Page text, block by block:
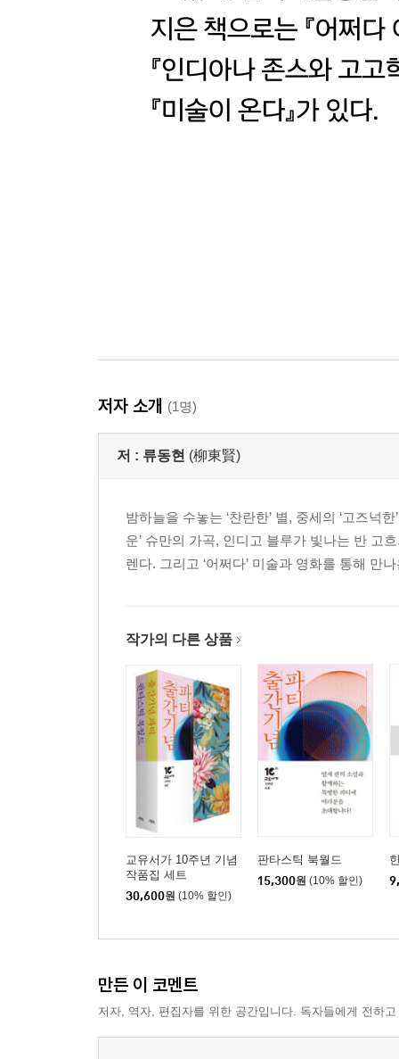
저자 소개 (1명)
저 : 류동현 (柳東賢)
밤하늘을 수놓는 ‘찬란한’ 별, 중세의 ‘고즈넉
운’ 슈만의 가곡, 인디고 블루가 빛나는 반 고
렌다. 그리고 ‘어쩌다’ 미술과 영화를 통해 만
작가의 다른 상품
교유서가 10주년 기념
작품집 세트
30,600원 (10% 할인)
판타스틱 북월드
15,300원 (10% 할인)
만든 이 코멘트
저자, 역자, 편집자를 위한 공간입니다. 독자들에게 전하